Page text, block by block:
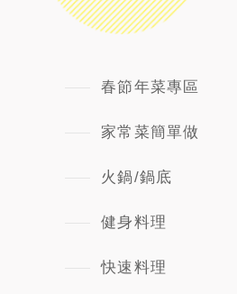
春節年菜專區
家常菜簡單做
火鍋/鍋底
健身料理
快速料理